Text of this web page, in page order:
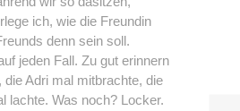
ich, wie die Freundin
denn sein soll.
jeden Fall. Zu gut erinnern
die Adri mal mitbrachte, die
lachte. Was noch? Locker.